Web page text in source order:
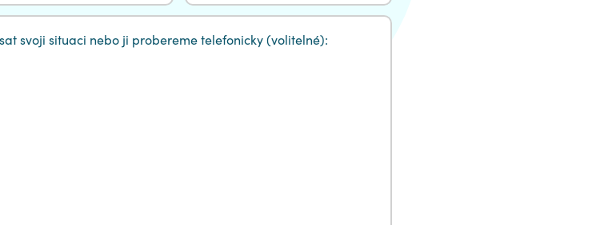
svoji situaci nebo ji probereme telefonicky (volitelné):